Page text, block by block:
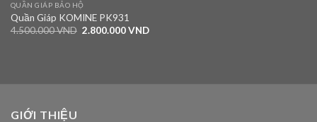
QUẦN GIÁP BẢO HỘ
Quần Giáp KOMINE PK931
4.500.000VND 2.800.000VND
GIỚI THIỆU